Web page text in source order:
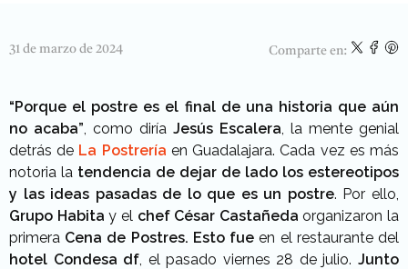
31 de marzo de 2024 Comparte en:
“Porque el postre es el final de una historia que aún
no acaba” , como diría Jesús Escalera , la mente genial
detrás de La Postrería en Guadalajara. Cada vez es más
notoria la tendencia de dejar de lado los estereotipos
y las ideas pasadas de lo que es un postre. Por ello,
Grupo Habita y el chef César Castañeda organizaron la
primera Cena de Postres. Esto fue en el restaurante del
hotel Condesa df , el pasado viernes 28 de julio.Junto